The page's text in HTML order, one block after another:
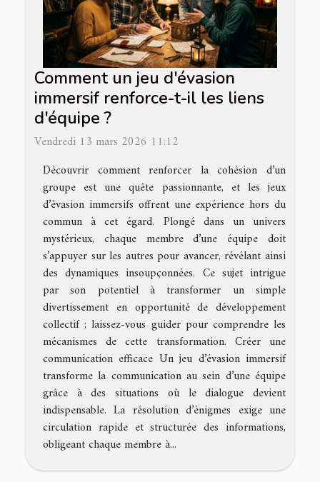
Comment un jeu d'évasion
immersif renforce-t-il les liens
d'équipe ?
Vendredi 13 mars 2026 11:12
Découvrir comment renforcer la cohésion d’un
groupe est une quête passionnante, et les jeux
d’évasion immersifs offrent une expérience hors du
commun à cet égard. Plongé dans un univers
mystérieux, chaque membre d’une équipe doit
s’appuyer sur les autres pour avancer, révélant ainsi
des dynamiques insoupçonnées. Ce sujet intrigue
par son potentiel à transformer un simple
divertissement en opportunité de développement
collectif ; laissez-vous guider pour comprendre les
mécanismes de cette transformation. Créer une
communication efficace Un jeu d’évasion immersif
transforme la communication au sein d’une équipe
grâce à des situations où le dialogue devient
indispensable. La résolution d’énigmes exige une
circulation rapide et structurée des informations,
obligeant chaque membre à...